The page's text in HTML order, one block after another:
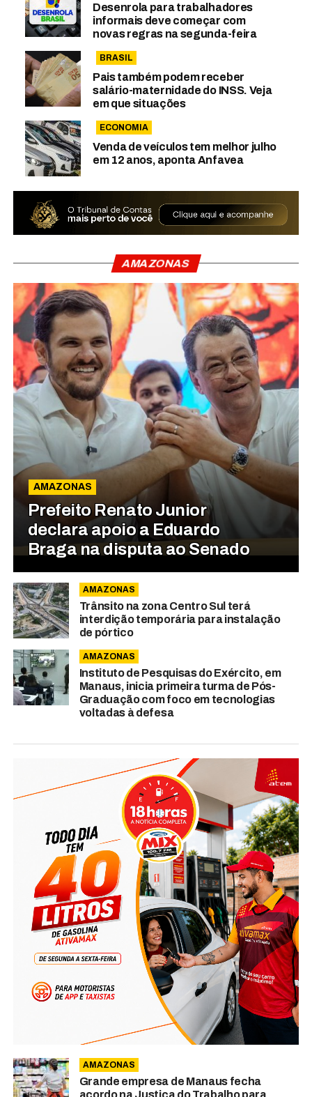
Desenrola para trabalhadores
informais deve começar com
novas regras na segunda-feira
BRASIL
Pais também podem receber
salário-maternidade do INSS. Veja
em que situações
ECONOMIA
Venda de veículos tem melhor julho
em 12 anos, aponta Anfavea
AMAZONAS
AMAZONAS
Prefeito Renato Junior
declara apoio a Eduardo
Braga na disputa ao Senado
AMAZONAS
Trânsito na zona Centro Sul terá
interdição temporária para instalação
de pórtico
AMAZONAS
Instituto de Pesquisas do Exército, em
Manaus, inicia primeira turma de Pós-
Graduação com foco em tecnologias
voltadas à defesa
AMAZONAS
Grande empresa de Manaus fecha
acordo na Justiça do Trabalho para